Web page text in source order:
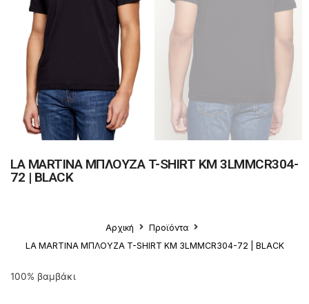
LA MARTINA ΜΠΛΟΥΖΑ T-SHIRT ΚΜ 3LMMCR304-
72 | BLACK
Αρχική
Προϊόντα
LA MARTINA ΜΠΛΟΥΖΑ T-SHIRT ΚΜ 3LMMCR304-72 | BLACK
100% βαμβάκι